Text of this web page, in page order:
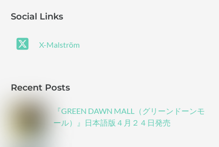
Social Links
X-Malström
Recent Posts
『GREEN DAWN MALL（グリーンドーンモ
ール）』日本語版４月２４日発売